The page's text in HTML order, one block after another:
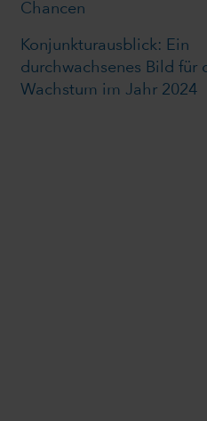
Chancen
Konjunkturausblick: Ein
durchwachsenes Bild für
Wachstum im Jahr 2024